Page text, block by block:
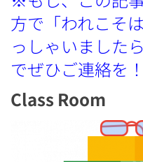
方で「われこそ
っしゃいました
でぜひご連絡を！
Class Room